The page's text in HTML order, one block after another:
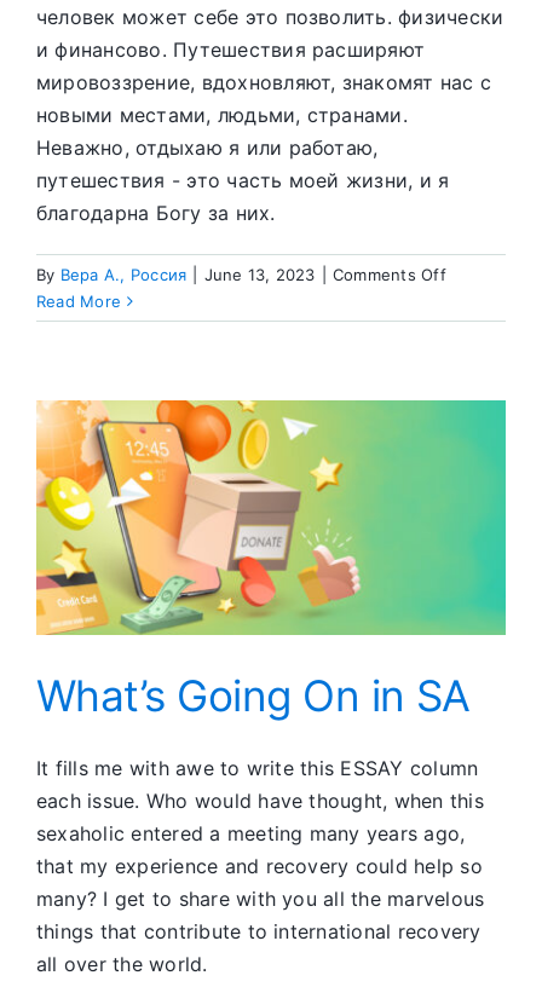
человек может себе это позволить. физически
и финансово. Путешествия расширяют
мировоззрение, вдохновляют, знакомят нас с
новыми местами, людьми, странами.
Неважно, отдыхаю я или работаю,
путешествия - это часть моей жизни, и я
благодарна Богу за них.
By Вера А., Россия June 13, 2023 Comments Offon
Read More
What’s Going On in SA
It fills me with awe to write this ESSAY column
each issue. Who would have thought, when this
sexaholic entered a meeting many years ago,
that my experience and recovery could help so
many? I get to share with you all the marvelous
things that contribute to international recovery
all over the world.